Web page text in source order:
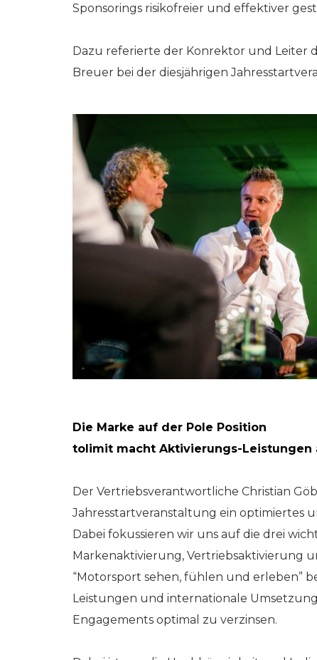
Sponsorings risikofreier und effektiver
Dazu referierte der Konrektor und Leiter
Breuer bei der diesjährigen
Die Marke auf der Pole Position
tolimit macht Aktivierungs-Leistungen
Der Vertriebsverantwortliche Christian
Jahresstartveranstaltung ein optimiertes
Dabei fokussieren wir uns auf die drei
Markenaktivierung, Vertriebsaktivierung
“Motorsport sehen, fühlen und erleben”
Leistungen und internationale
Engagements optimal zu verzinsen.